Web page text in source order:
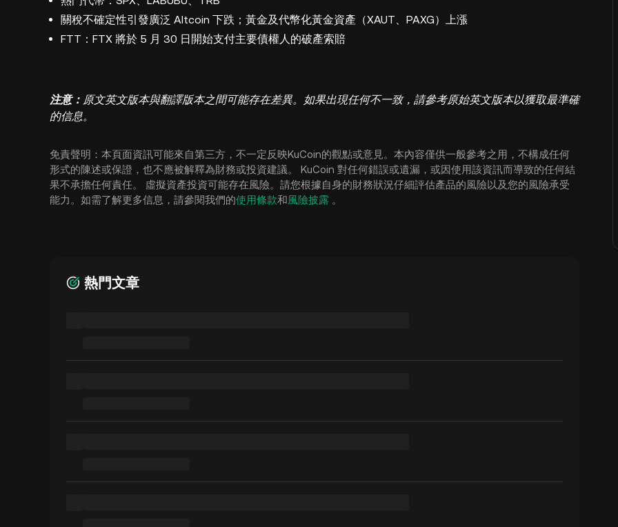
關稅不確定性引發廣泛 Altcoin 下跌；黃金及代幣化黃金資產（XAUT、PAXG）上漲
FTT：FTX 將於 5 月 30 日開始支付主要債權人的破產索賠
注意： 原文英文版本與翻譯版本之間可能存在差異。如果出現任何不一致，請參考原始英文版本以獲取最準確
的信息。
免責聲明：本頁面資訊可能來自第三方，不一定反映KuCoin的觀點或意見。本內容僅供一般參考之用，不構成任何
形式的陳述或保證，也不應被解釋為財務或投資建議。 KuCoin 對任何錯誤或遺漏，或因使用該資訊而導致的任何結
果不承擔任何責任。 虛擬資產投資可能存在風險。請您根據自身的財務狀況仔細評估產品的風險以及您的風險承受
能力。如需了解更多信息，請參閱我們的使用條款和風險披露 。
熱門文章